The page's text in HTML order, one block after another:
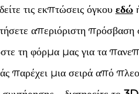
τις εκπτώσεις όγκου εδώ
απεριόριστη πρόσβαση
τη φόρμα μας για τα
παρέχει μια σειρά από